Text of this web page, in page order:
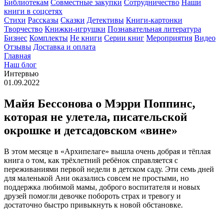
Библиотекам Совместные закупки Сотрудничество Наши
книги в соцсетях
Стихи Рассказы Сказки Детективы Книги-картонки
Творчество Книжки-игрушки Познавательная литература
Бизнес Комплекты Не книги Серии книг Мероприятия Видео
Отзывы Доставка и оплата
Главная
Наш блог
Интервью
01.09.2022
Майя Бессонова о Мэрри Поппинс,
которая не улетела, писательской
окрошке и детсадовском «вине»
В этом месяце в «Архипелаге» вышла очень добрая и тёплая
книга о том, как трёхлетний ребёнок справляется с
переживаниями первой недели в детском саду. Эти семь дней
для маленькой Ани оказались совсем не простыми, но
поддержка любимой мамы, доброго воспитателя и новых
друзей помогли девочке побороть страх и тревогу и
достаточно быстро привыкнуть к новой обстановке.